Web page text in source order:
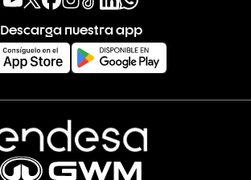
Descarga nuestra app